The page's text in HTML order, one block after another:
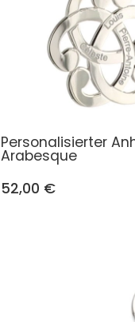
Personalisierter
Arabesque
52,00 €